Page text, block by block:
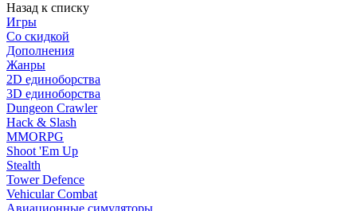
Назад к списку
Игры
Со скидкой
Дополнения
Жанры
2D единоборства
3D единоборства
Dungeon Crawler
Hack & Slash
MMORPG
Shoot 'Em Up
Stealth
Tower Defence
Vehicular Combat